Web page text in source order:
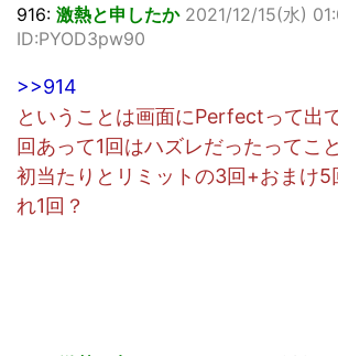
916: 激熱と申したか 2021/12/15(水)
ID:PYOD3pw90
>>914
ということは画面にPerfectって出
回あって1回はハズレだったってこ
初当たりとリミットの3回+おまけ
れ1回？